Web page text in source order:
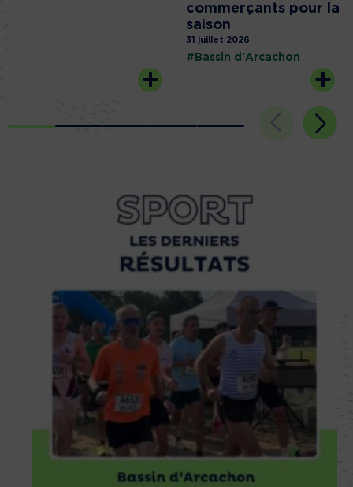
commerçants pour la
saison
31 juillet 2026
#Bassin d'Arcachon